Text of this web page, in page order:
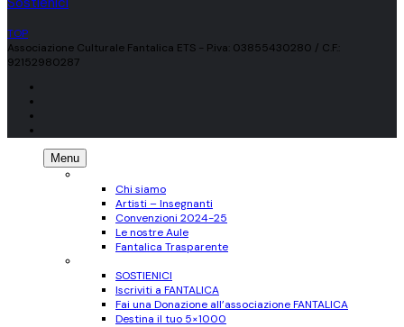
TOP
Associazione Culturale Fantalica ETS - P.iva: 03855430280 / C.F.:
92152980287
Menu
Chi siamo
Artisti – Insegnanti
Convenzioni 2024-25
Le nostre Aule
Fantalica Trasparente
SOSTIENICI
Iscriviti a FANTALICA
Fai una Donazione all’associazione FANTALICA
Destina il tuo 5×1000